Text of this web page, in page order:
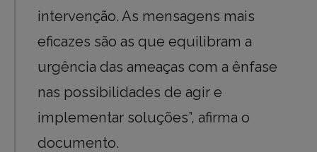
intervenção. As mensagens mais
eficazes são as que equilibram a
urgência das ameaças com a ênfase
nas possibilidades de agir e
implementar soluções”, afirma o
documento.